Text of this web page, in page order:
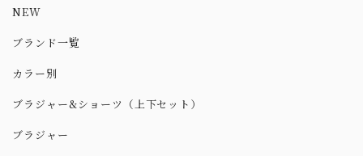
NEW
ブランド一覧
カラー別
ブラジャー&ショーツ（上下セット）
ブラジャー